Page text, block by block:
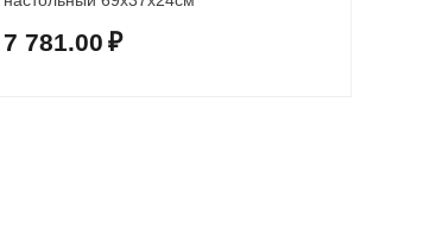
7 781.00 ₽